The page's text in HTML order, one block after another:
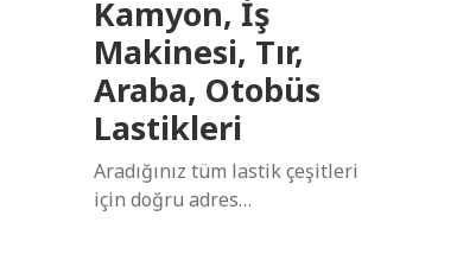
Kamyon, İş
Makinesi, Tır,
Araba, Otobüs
Lastikleri
Aradığınız tüm lastik çeşitleri
için doğru adres…